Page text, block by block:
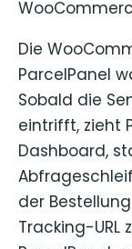
Die
ParcelPanel
Sobald die
eintrifft, zieht
Dashboard,
der
Tracking-URL